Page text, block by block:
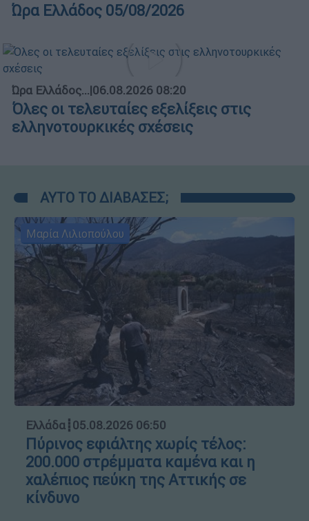
Ώρα Ελλάδος 05/08/2026
Ώρα Ελλάδος...|06.08.2026 08:20
Όλες οι τελευταίες εξελίξεις στις
ελληνοτουρκικές σχέσεις
ΑΥΤΟ ΤΟ ΔΙΑΒΑΣΕΣ;
Μαρία Λιλιοπούλου
Ελλάδα┋05.08.2026 06:50
Πύρινος εφιάλτης χωρίς τέλος:
200.000 στρέμματα καμένα και η
χαλέπιος πεύκη της Αττικής σε
κίνδυνο